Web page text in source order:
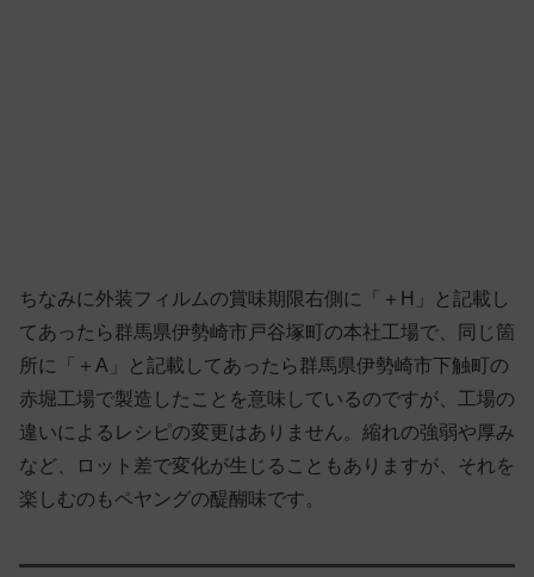
ちなみに外装フィルムの賞味期限右側に「＋H」と記載し
てあったら群馬県伊勢崎市戸谷塚町の本社工場で、同じ箇
所に「＋A」と記載してあったら群馬県伊勢崎市下触町の
赤堀工場で製造したことを意味しているのですが、工場の
違いによるレシピの変更はありません。縮れの強弱や厚み
など、ロット差で変化が生じることもありますが、それを
楽しむのもペヤングの醍醐味です。